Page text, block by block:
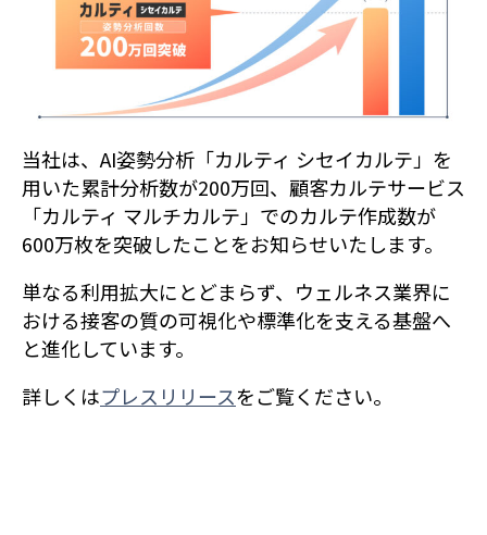
当社は、AI姿勢分析「カルティ シセイカルテ」を
用いた累計分析数が200万回、顧客カルテサービス
「カルティ マルチカルテ」でのカルテ作成数が
600万枚を突破したことをお知らせいたします。
単なる利用拡大にとどまらず、ウェルネス業界に
おける接客の質の可視化や標準化を支える基盤へ
と進化しています。
詳しくはプレスリリースをご覧ください｡